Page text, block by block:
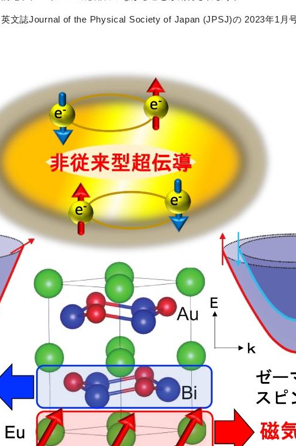
文誌Journal of the Physical Society of Japan (JPSJ)の 2023年1月